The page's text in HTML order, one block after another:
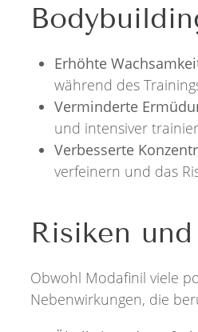
Erhöhte
während des
Verminderte
und intensiver
Verbesserte
verfeinern und das
Risiken
Obwohl Modafinil viele
Nebenwirkungen, die